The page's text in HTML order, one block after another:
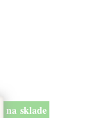
na sklade